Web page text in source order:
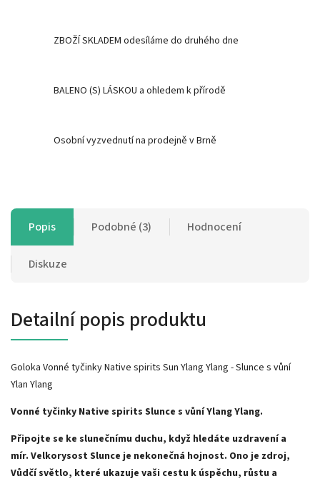
ZBOŽÍ SKLADEM odesíláme do druhého dne
BALENO (S) LÁSKOU a ohledem k přírodě
Osobní vyzvednutí na prodejně v Brně
Popis Podobné (3) Hodnocení
Diskuze
Detailní popis produktu
Goloka Vonné tyčinky Native spirits Sun Ylang Ylang - Slunce s vůní
Ylan Ylang
Vonné tyčinky Native spirits Slunce s vůní Ylang Ylang.
Připojte se ke slunečnímu duchu, když hledáte uzdravení a
mír. Velkorysost Slunce je nekonečná hojnost. Ono je zdroj,
Vůdčí světlo, které ukazuje vaši cestu k úspěchu, růstu a